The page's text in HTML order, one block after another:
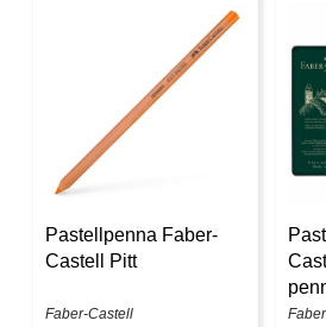
Pastellpenna Faber-
Castell Pitt
Faber-Castell